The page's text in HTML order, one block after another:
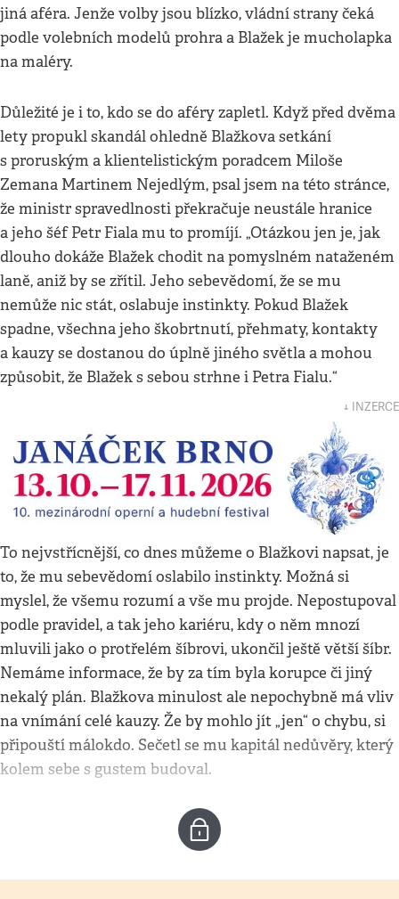
jiná aféra. Jenže volby jsou blízko, vládní strany čeká
podle volebních modelů prohra a Blažek je mucholapka
na maléry.
Důležité je i to, kdo se do aféry zapletl. Když před dvěma
lety propukl skandál ohledně Blažkova setkání
s proruským a klientelistickým poradcem Miloše
Zemana Martinem Nejedlým, psal jsem na této stránce,
že ministr spravedlnosti překračuje neustále hranice
a jeho šéf Petr Fiala mu to promíjí. „Otázkou jen je, jak
dlouho dokáže Blažek chodit na pomyslném nataženém
laně, aniž by se zřítil. Jeho sebevědomí, že se mu
nemůže nic stát, oslabuje instinkty. Pokud Blažek
spadne, všechna jeho škobrtnutí, přehmaty, kontakty
a kauzy se dostanou do úplně jiného světla a mohou
způsobit, že Blažek s sebou strhne i Petra Fialu.“
↓ INZERCE
To nejvstřícnější, co dnes můžeme o Blažkovi napsat, je
to, že mu sebevědomí oslabilo instinkty. Možná si
myslel, že všemu rozumí a vše mu projde. Nepostupoval
podle pravidel, a tak jeho kariéru, kdy o něm mnozí
mluvili jako o protřelém šíbrovi, ukončil ještě větší šíbr.
Nemáme informace, že by za tím byla korupce či jiný
nekalý plán. Blažkova minulost ale nepochybně má vliv
na vnímání celé kauzy. Že by mohlo jít „jen“ o chybu, si
připouští málokdo. Sečetl se mu kapitál nedůvěry, který
kolem sebe s gustem budoval.